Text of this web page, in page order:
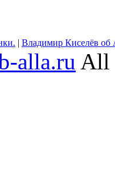
| Владимир Киселёв об
alla.ru All